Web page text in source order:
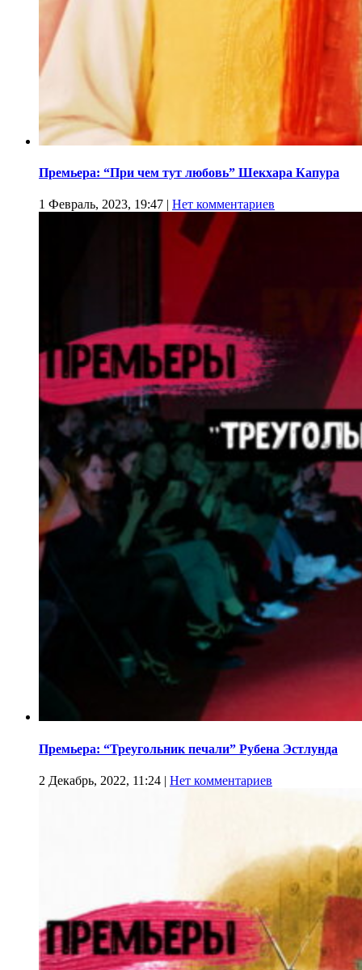
Премьера: “При чем тут любовь” Шекхара Капура
1 Февраль, 2023, 19:47 | Нет комментариев
Премьера: “Треугольник печали” Рубена Эстлунда
2 Декабрь, 2022, 11:24 | Нет комментариев